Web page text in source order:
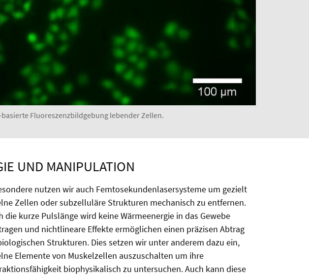
basierte Fluoreszenzbildgebung lebender Zellen.
UND MANIPULATION
nutzen wir auch Femtosekundenlasersysteme um gezielt
Zellen oder subzelluläre Strukturen mechanisch zu entfernen.
die kurze Pulslänge wird keine Wärmeenergie in das Gewebe
und nichtlineare Effekte ermöglichen einen präzisen Abtrag
Strukturen. Dies setzen wir unter anderem dazu ein,
Elemente von Muskelzellen auszuschalten um ihre
biophysikalisch zu untersuchen. Auch kann diese